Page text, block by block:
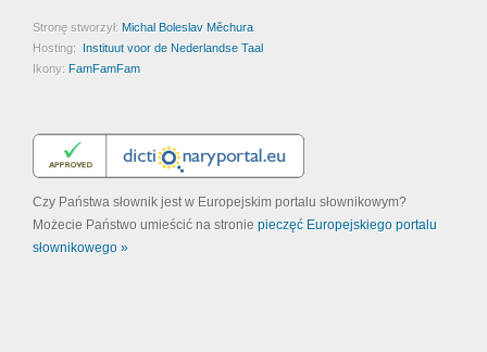
Stronę stworzył: Michal Boleslav Měchura
Hosting: Instituut voor de Nederlandse Taal
Ikony: FamFamFam
Czy Państwa słownik jest w Europejskim portalu słownikowym?
Możecie Państwo umieścić na stronie pieczęć Europejskiego portalu
słownikowego »